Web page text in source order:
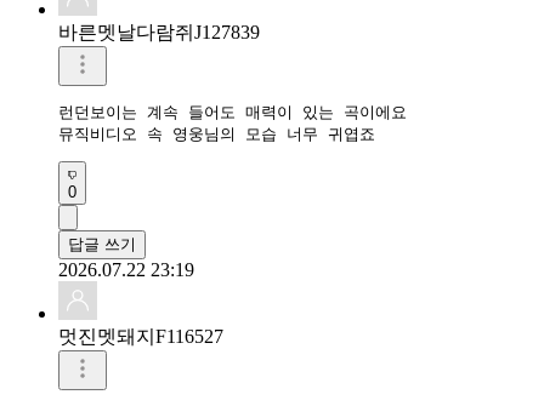
바른멧날다람쥐J127839
런던보이는 계속 들어도 매력이 있는 곡이에요
뮤직비디오 속 영웅님의 모습 너무 귀엽죠
0
답글 쓰기
2026.07.22 23:19
멋진멧돼지F116527